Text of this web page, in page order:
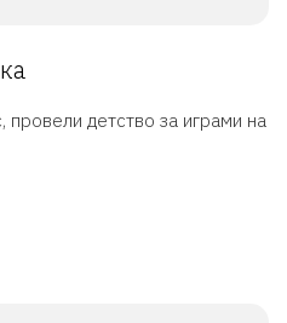
провели детство за играми на